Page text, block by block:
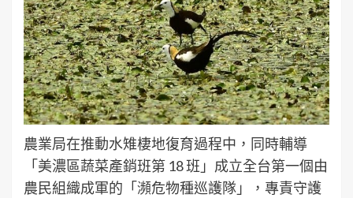
農業局在推動水雉棲地復育過程中，同時輔導
「美濃區蔬菜產銷班第 18 班」成立全台第一個由
農民組織成軍的「瀕危物種巡護隊」，專責守護